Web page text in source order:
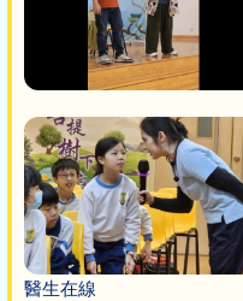
醫生在線